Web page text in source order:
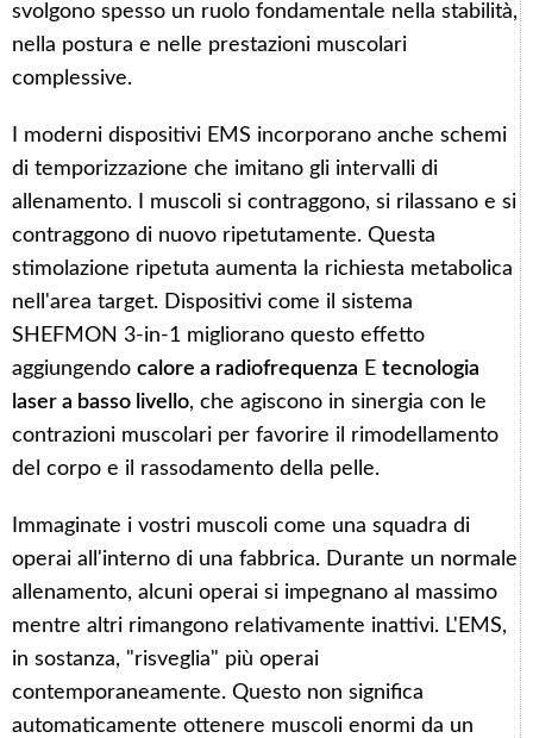
svolgono spesso un ruolo fondamentale nella stabilità,
nella postura e nelle prestazioni muscolari
complessive.
I moderni dispositivi EMS incorporano anche schemi
di temporizzazione che imitano gli intervalli di
allenamento. I muscoli si contraggono, si rilassano e si
contraggono di nuovo ripetutamente. Questa
stimolazione ripetuta aumenta la richiesta metabolica
nell'area target. Dispositivi come il sistema
SHEFMON 3-in-1 migliorano questo effetto
aggiungendo calore a radiofrequenza E tecnologia
laser a basso livello, che agiscono in sinergia con le
contrazioni muscolari per favorire il rimodellamento
del corpo e il rassodamento della pelle.
Immaginate i vostri muscoli come una squadra di
operai all'interno di una fabbrica. Durante un normale
allenamento, alcuni operai si impegnano al massimo
mentre altri rimangono relativamente inattivi. L'EMS,
in sostanza, "risveglia" più operai
contemporaneamente. Questo non significa
automaticamente ottenere muscoli enormi da un